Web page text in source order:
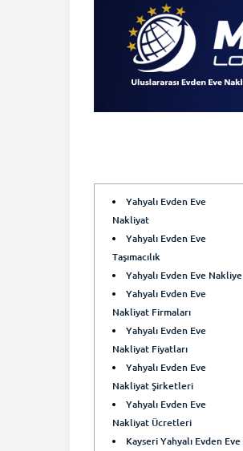
Yahyalı Evden Eve
Nakliyat
Yahyalı Evden Eve
Taşımacılık
Yahyalı Evden Eve Nakliye
Yahyalı Evden Eve
Nakliyat Firmaları
Yahyalı Evden Eve
Nakliyat Fiyatları
Yahyalı Evden Eve
Nakliyat Şirketleri
Yahyalı Evden Eve
Nakliyat Ücretleri
Kayseri Yahyalı Evden Eve